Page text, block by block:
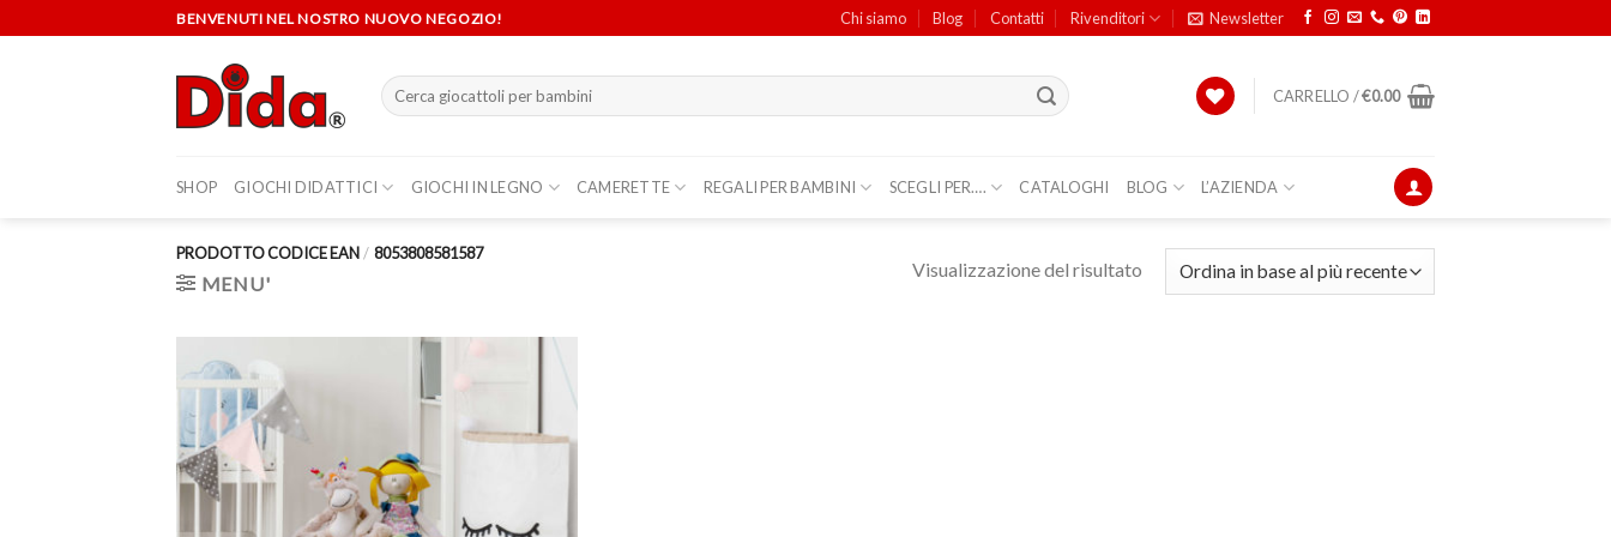
to
BENVENUTI NEL NOSTRO NUOVO NEGOZIO! Chi siamo Blog Contatti Rivenditori Newsletter
Cerca:
CARRELLO /€0.00
SHOP GIOCHI DIDATTICI GIOCHI IN LEGNO CAMERETTE REGALI PER BAMBINI SCEGLI PER…. CATALOGHI BLOG L’AZIENDA
PRODOTTO CODICE EAN / 8053808581587
MENU'
Visualizzazione del risultato
dei